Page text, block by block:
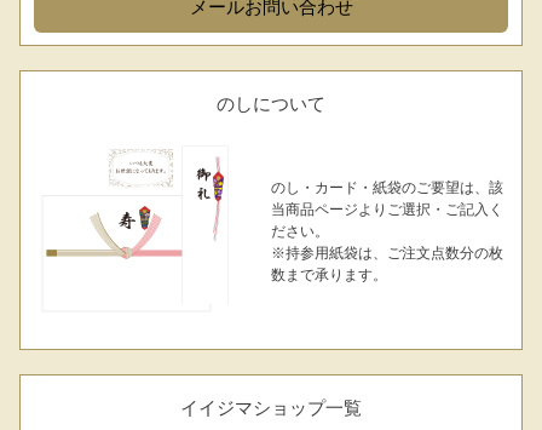
メールお問い合わせ
のしについて
のし・カード・紙袋のご要望は、該
当商品ページよりご選択・ご記入く
ださい。
※持参用紙袋は、ご注文点数分の枚
数まで承ります。
イイジマショップ一覧